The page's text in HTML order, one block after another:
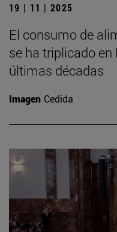
19 | 11 | 2025
El consumo de
se ha triplicado en
últimas décadas
Imagen Cedida